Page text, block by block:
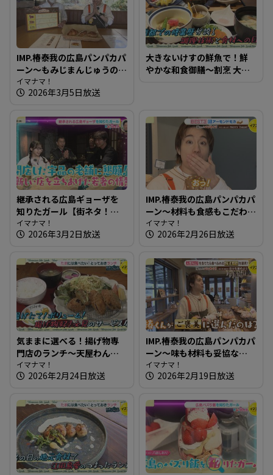
IMP.椿泰我の広島パンパカパ
ーン～もみじまんじゅうの
老舗が運営するパン屋さん
へ
イマナマ！
2026年3月5日放送
大きないけすの鮮魚で！鮮
やかな和食御膳～割烹 大学
継承される広島ギョーザを
知りたガール【街ネタ！知
りたガール】
イマナマ！
2026年3月2日放送
IMP.椿泰我の広島パンパカパ
ーン～材料も食感もこだわ
り満点！もちもち生地のベ
ーグル
イマナマ！
2026年2月26日放送
気ままに選べる！揚げ物専
門店のランチ～天屋わんや
【たまにはそとランチ】
イマナマ！
2026年2月24日放送
IMP.椿泰我の広島パンパカパ
ーン～味も材料も妥協な
し！珍しい店名のパン屋さ
ん
イマナマ！
2026年2月19日放送